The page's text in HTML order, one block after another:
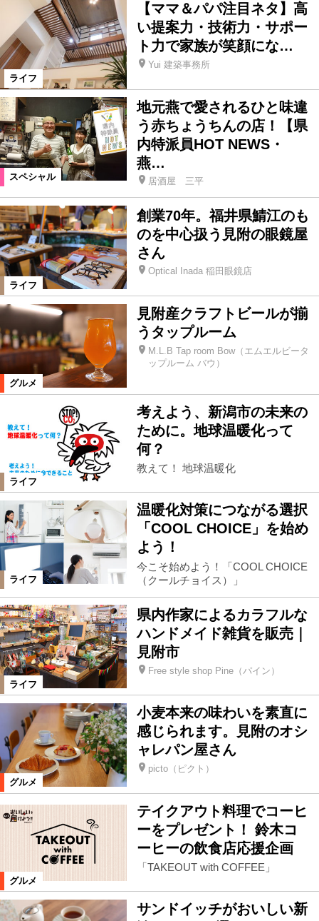
ライフ
【ママ＆パパ注目ネタ】高
い提案力・技術力・サポー
ト力で家族が笑顔にな…
Yui 建築事務所
スペシャル
地元燕で愛されるひと味違
う赤ちょうちんの店！【県
内特派員HOT NEWS・
燕…
居酒屋 三平
ライフ
創業70年。福井県鯖江のも
のを中心扱う見附の眼鏡屋
さん
Optical Inada 稲田眼鏡店
グルメ
見附産クラフトビールが揃
うタップルーム
M.L.B Tap room Bow（エムエルビータ
ップルーム バウ）
ライフ
考えよう、新潟市の未来の
ために。地球温暖化って
何？
教えて！ 地球温暖化
ライフ
温暖化対策につながる選択
「COOL CHOICE」を始め
よう！
今こそ始めよう！「COOL CHOICE
（クールチョイス）」
ライフ
県内作家によるカラフルな
ハンドメイド雑貨を販売｜
見附市
Free style shop Pine（パイン）
グルメ
小麦本来の味わいを素直に
感じられます。見附のオシ
ャレパン屋さん
picto（ピクト）
グルメ
テイクアウト料理でコーヒ
ーをプレゼント！ 鈴木コ
ーヒーの飲食店応援企画
「TAKEOUT with COFFEE」
サンドイッチがおいしい新